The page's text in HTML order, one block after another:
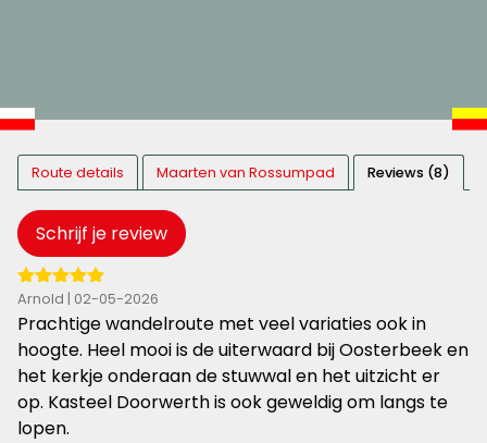
Route details Maarten van Rossumpad Reviews (8)
Schrijf je review
5
van
de
5
sterren
Arnold | 02-05-2026
Prachtige wandelroute met veel variaties ook in
hoogte. Heel mooi is de uiterwaard bij Oosterbeek en
het kerkje onderaan de stuwwal en het uitzicht er
op. Kasteel Doorwerth is ook geweldig om langs te
lopen.